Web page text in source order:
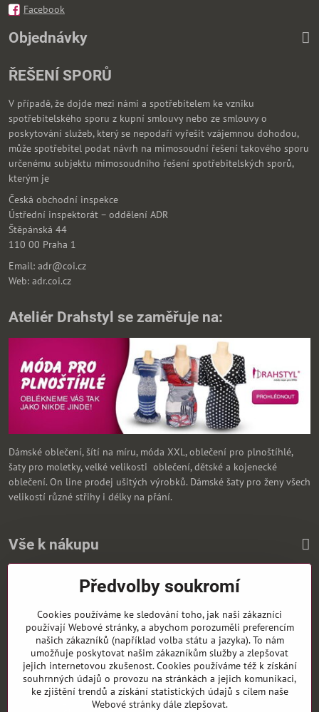
Facebook
Objednávky
ŘEŠENÍ SPORŮ
V případě, že dojde mezi námi a spotřebitelem ke vzniku
spotřebitelského sporu z kupní smlouvy nebo ze smlouvy o
poskytování služeb, který se nepodaří vyřešit vzájemnou dohodou,
může spotřebitel podat návrh na mimosoudní řešení takového sporu
určenému subjektu mimosoudního řešení spotřebitelských sporů,
kterým je
Česká obchodní inspekce
Ústřední inspektorát – oddělení ADR
Štěpánská 44
110 00 Praha 1
Email: adr@coi.cz
Web: adr.coi.cz
Ateliér Drahstyl se zaměřuje na:
Dámské oblečení, šítí na míru, móda XXL, oblečení pro plnoštíhlé,
šaty pro moletky, velké velikosti oblečení, dětské a kojenecké
oblečení. On line prodej ušitých výrobků. Dámské šaty pro ženy všech
velikostí různé střihy i délky na přání.
Vše k nákupu
Zasíláme i na SlovenskoPředvolby soukromí
Cookies používáme ke sledování toho, jak naši zákazníci
používají Webové stránky, a abychom porozuměli preferencím
našich zákazníků (například volba státu a jazyka). To nám
umožňuje poskytovat našim zákazníkům služby a zlepšovat
jejich internetovou zkušenost. Cookies používáme též k získání
souhrnných údajů o provozu na stránkách a jejich komunikaci,
ke zjištění trendů a získání statistických údajů s cílem naše
Webové stránky dále zlepšovat.